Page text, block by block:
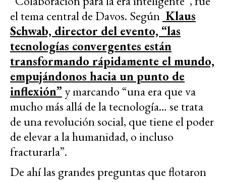
el tema central de Davos. Según Klaus
Schwab, director del evento, “las
tecnologías convergentes están
transformando rápidamente el mundo,
empujándonos hacia un punto de
inflexión” y marcando “una era que va
mucho más allá de la tecnología… se trata
de una revolución social, que tiene el poder
de elevar a la humanidad, o incluso
fracturarla”.
De ahí las grandes preguntas que flotaron